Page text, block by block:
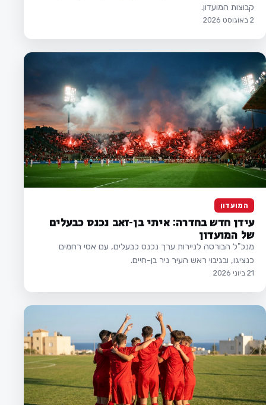
קבוצות המועדון.
2 באוגוסט 2026
המועדון
עידן חדש בחדרה: איתי בן-זאב נכנס כבעלים
של המועדון
מנכ"ל הבורסה לניירות ערך נכנס כבעלים, עם אסי רחמים
כנציגו, ובגיבוי ראש העיר ניר בן-חיים.
21 ביוני 2026